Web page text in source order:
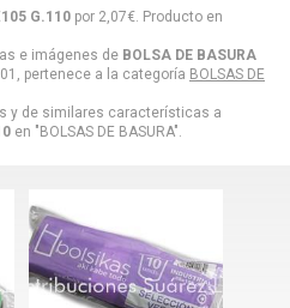
G.110 por 2,07€. Producto en
e imágenes de BOLSA DE BASURA
pertenece a la categoría BOLSAS DE
y de similares características a
en "BOLSAS DE BASURA".